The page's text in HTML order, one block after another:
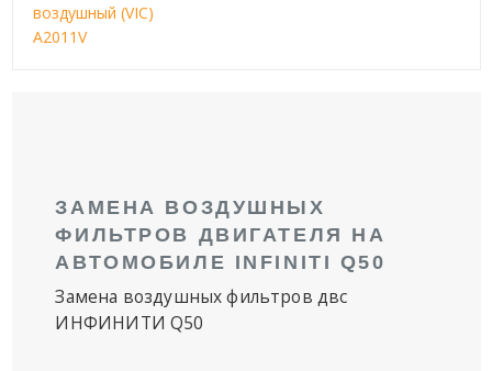
воздушный (VIC)
A2011V
ЗАМЕНА ВОЗДУШНЫХ
ФИЛЬТРОВ ДВИГАТЕЛЯ НА
АВТОМОБИЛЕ INFINITI Q50
Замена воздушных фильтров двс
ИНФИНИТИ Q50